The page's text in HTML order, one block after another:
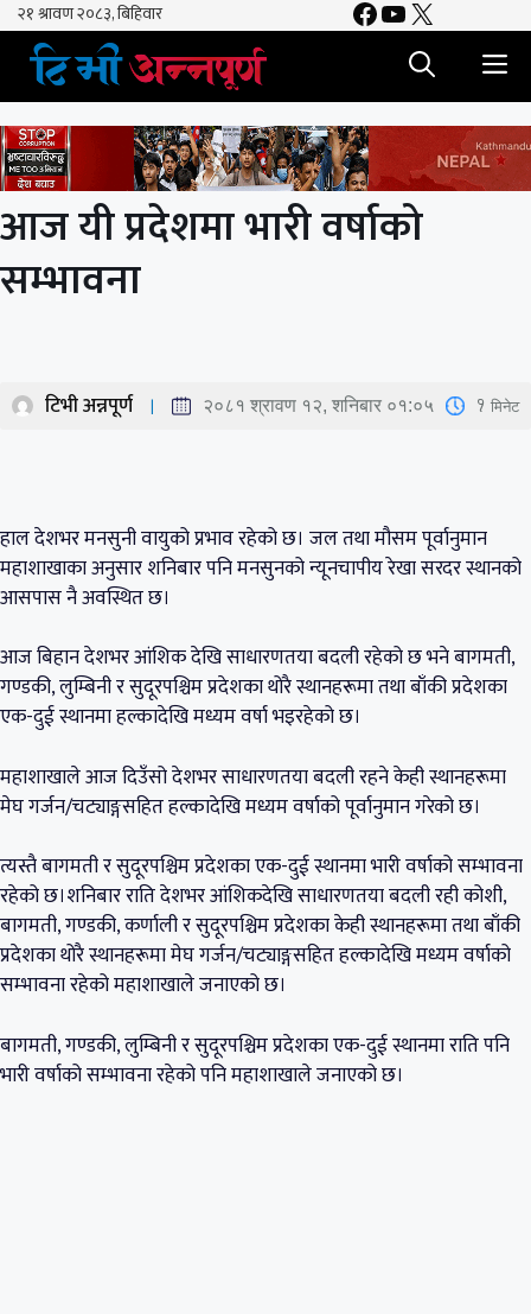
Skip
content
Facebook
YouTube
X
आज यी प्रदेशमा भारी वर्षाको
सम्भावना
टिभी अन्नपूर्ण २०८१ श्रावण १२, शनिबार ०१:०५ 1 मिनेट
हाल देशभर मनसुनी वायुको प्रभाव रहेको छ। जल तथा मौसम पूर्वानुमान
महाशाखाका अनुसार शनिबार पनि मनसुनको न्यूनचापीय रेखा सरदर स्थानको
आसपास नै अवस्थित छ।
आज बिहान देशभर आंशिक देखि साधारणतया बदली रहेको छ भने बागमती,
गण्डकी, लुम्बिनी र सुदूरपश्चिम प्रदेशका थोरै स्थानहरूमा तथा बाँकी प्रदेशका
एक-दुई स्थानमा हल्कादेखि मध्यम वर्षा भइरहेको छ।
महाशाखाले आज दिउँसो देशभर साधारणतया बदली रहने केही स्थानहरूमा
मेघ गर्जन/चट्याङ्गसहित हल्कादेखि मध्यम वर्षाको पूर्वानुमान गरेको छ।
त्यस्तै बागमती र सुदूरपश्चिम प्रदेशका एक-दुई स्थानमा भारी वर्षाको सम्भावना
रहेको छ।शनिबार राति देशभर आंशिकदेखि साधारणतया बदली रही कोशी,
बागमती, गण्डकी, कर्णाली र सुदूरपश्चिम प्रदेशका केही स्थानहरूमा तथा बाँकी
प्रदेशका थोरै स्थानहरूमा मेघ गर्जन/चट्याङ्गसहित हल्कादेखि मध्यम वर्षाको
सम्भावना रहेको महाशाखाले जनाएको छ।
बागमती, गण्डकी, लुम्बिनी र सुदूरपश्चिम प्रदेशका एक-दुई स्थानमा राति पनि
भारी वर्षाको सम्भावना रहेको पनि महाशाखाले जनाएको छ।